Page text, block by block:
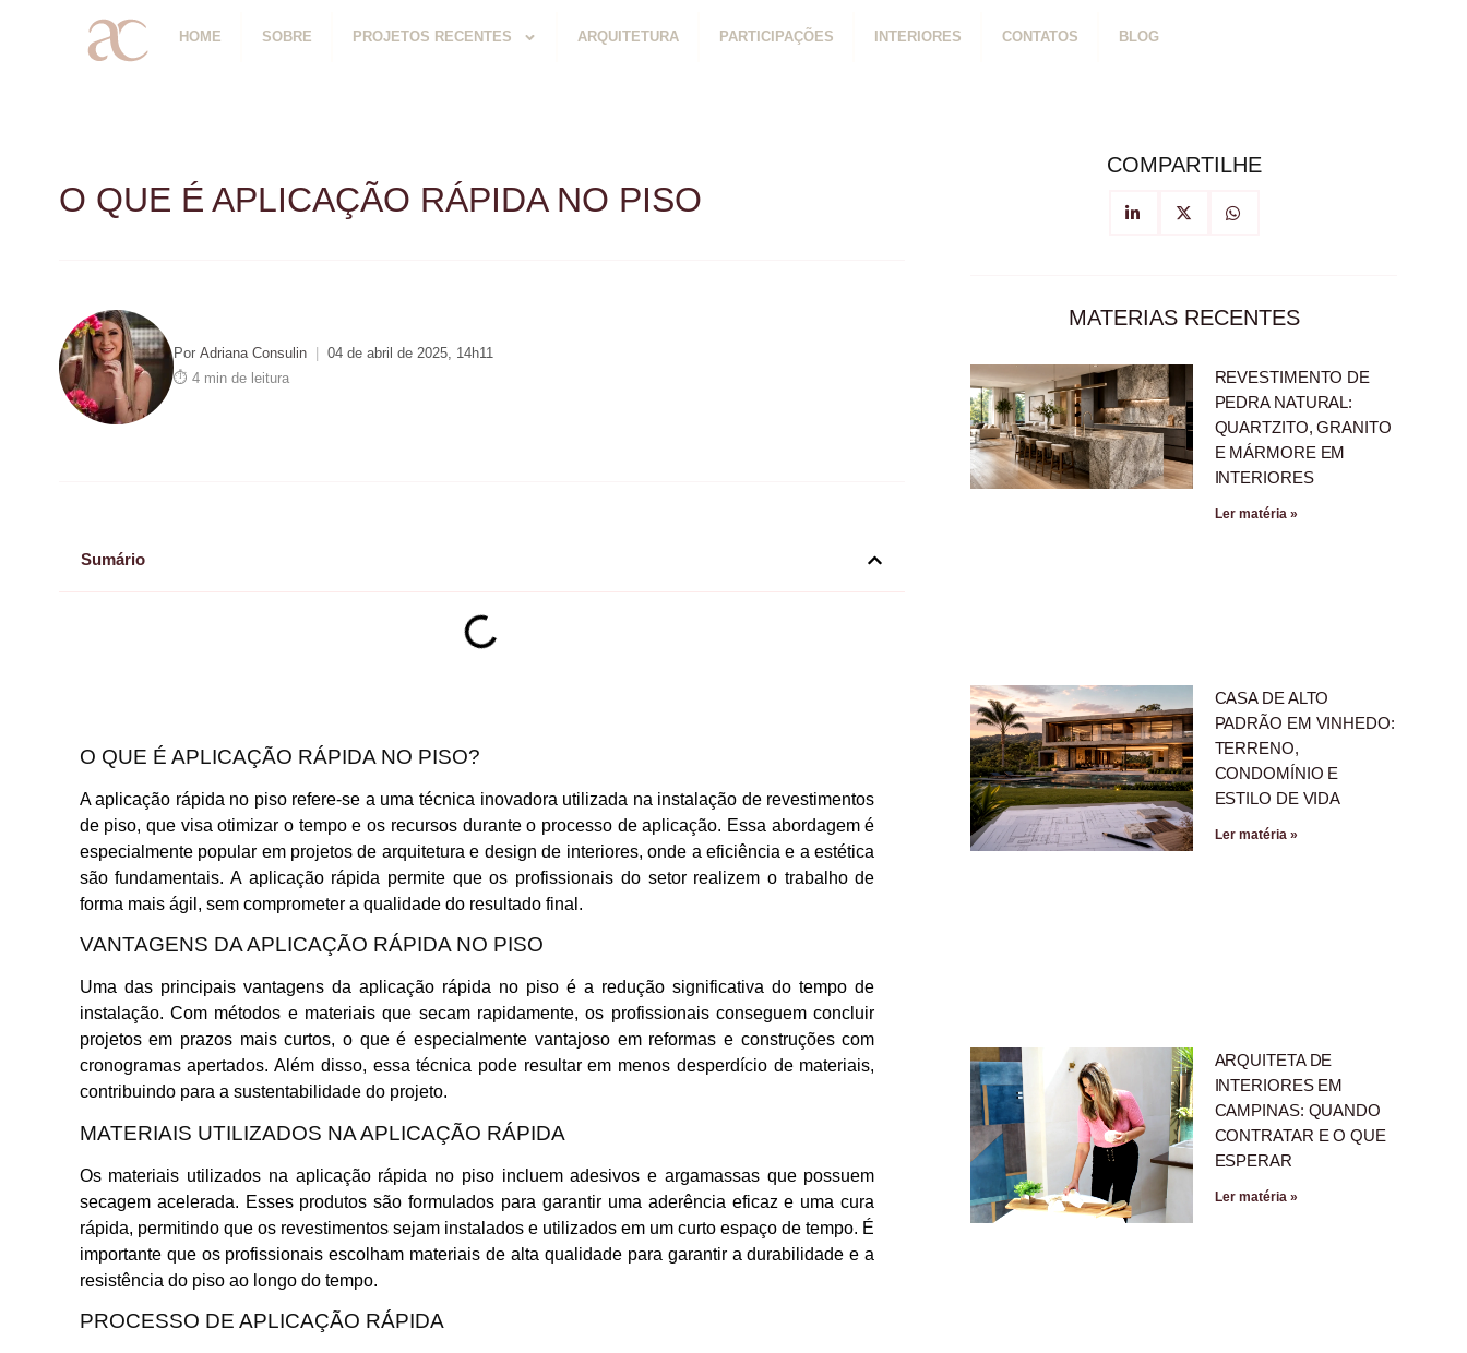
HOME SOBRE PROJETOS RECENTES ARQUITETURA PARTICIPAÇÕES INTERIORES CONTATOS BLOG
O QUE É APLICAÇÃO RÁPIDA NO PISO
PorAdriana Consulin
04 de abril de 2025, 14h11
⏱ 4 min de leitura
Sumário
O QUE É APLICAÇÃO RÁPIDA NO PISO?
A aplicação rápida no piso refere-se a uma técnica inovadora utilizada na instalação de revestimentos
de piso, que visa otimizar o tempo e os recursos durante o processo de aplicação. Essa abordagem é
especialmente popular em projetos de arquitetura e design de interiores, onde a eficiência e a estética
são fundamentais. A aplicação rápida permite que os profissionais do setor realizem o trabalho de
forma mais ágil, sem comprometer a qualidade do resultado final.
VANTAGENS DA APLICAÇÃO RÁPIDA NO PISO
Uma das principais vantagens da aplicação rápida no piso é a redução significativa do tempo de
instalação. Com métodos e materiais que secam rapidamente, os profissionais conseguem concluir
projetos em prazos mais curtos, o que é especialmente vantajoso em reformas e construções com
cronogramas apertados. Além disso, essa técnica pode resultar em menos desperdício de materiais,
contribuindo para a sustentabilidade do projeto.
MATERIAIS UTILIZADOS NA APLICAÇÃO RÁPIDA
Os materiais utilizados na aplicação rápida no piso incluem adesivos e argamassas que possuem
secagem acelerada. Esses produtos são formulados para garantir uma aderência eficaz e uma cura
rápida, permitindo que os revestimentos sejam instalados e utilizados em um curto espaço de tempo. É
importante que os profissionais escolham materiais de alta qualidade para garantir a durabilidade e a
resistência do piso ao longo do tempo.
PROCESSO DE APLICAÇÃO RÁPIDA
COMPARTILHE
MATERIAS RECENTES
REVESTIMENTO DE
PEDRA NATURAL:
QUARTZITO, GRANITO
E MÁRMORE EM
INTERIORES
Ler matéria »
CASA DE ALTO
PADRÃO EM VINHEDO:
TERRENO,
CONDOMÍNIO E
ESTILO DE VIDA
Ler matéria »
ARQUITETA DE
INTERIORES EM
CAMPINAS: QUANDO
CONTRATAR E O QUE
ESPERAR
Ler matéria »